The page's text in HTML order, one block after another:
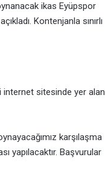
ikas Eyüpspor
Kontenjanla sınırlı
internet sitesinde yer alan
karşılaşma
yapılacaktır. Başvurular